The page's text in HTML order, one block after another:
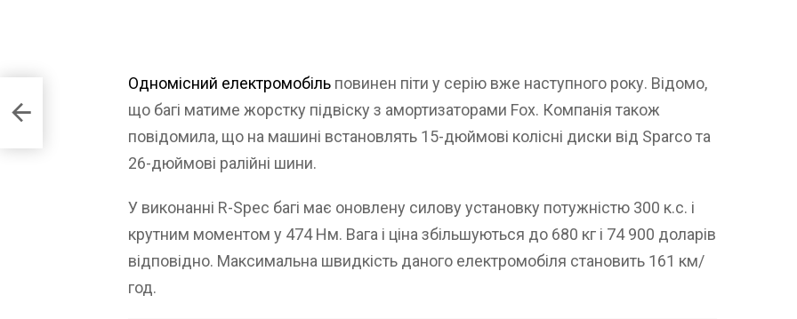
Одномісний електромобіль повинен піти у серію вже наступного року. Відомо,
що багі матиме жорстку підвіску з амортизаторами Fox. Компанія також
повідомила, що на машині встановлять 15-дюймові колісні диски від Sparco та
26-дюймові ралійні шини.
У виконанні R-Spec багі має оновлену силову установку потужністю 300 к.с. і
крутним моментом у 474 Нм. Вага і ціна збільшуються до 680 кг і 74 900 доларів
відповідно. Максимальна швидкість даного електромобіля становить 161 км/
год.